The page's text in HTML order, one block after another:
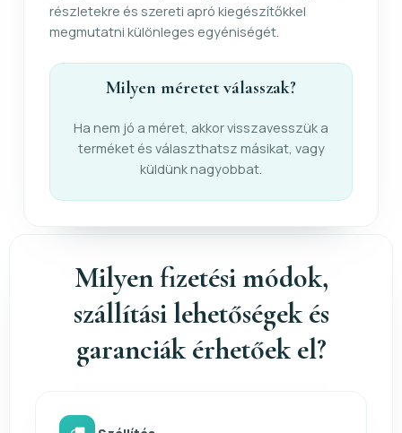
részletekre és szereti apró kiegészítőkkel
megmutatni különleges egyéniségét.
Milyen méretet válasszak?
Ha nem jó a méret, akkor visszavesszük a
terméket és választhatsz másikat, vagy
küldünk nagyobbat.
Milyen fizetési módok,
szállítási lehetőségek és
garanciák érhetőek el?